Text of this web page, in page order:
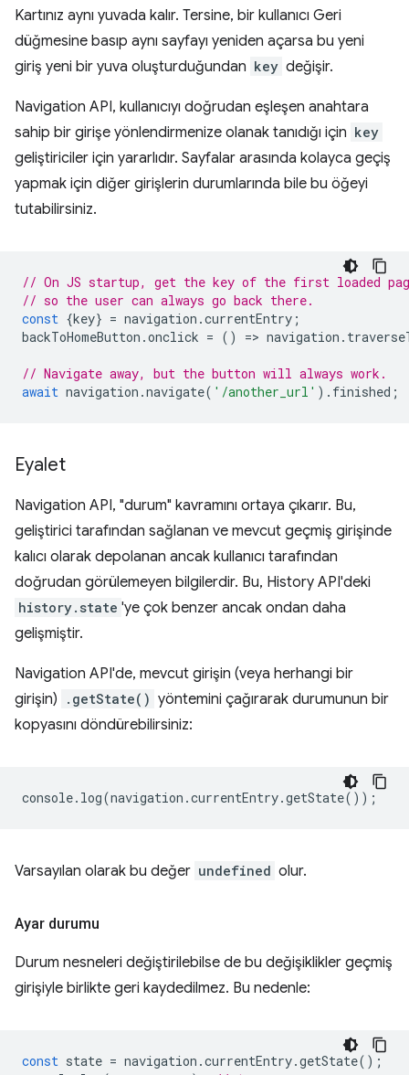
Kartınız aynı yuvada kalır. Tersine, bir kullanıcı Geri
düğmesine basıp aynı sayfayı yeniden açarsa bu yeni
giriş yeni bir yuva oluşturduğundan key değişir.
Navigation API, kullanıcıyı doğrudan eşleşen anahtara
sahip bir girişe yönlendirmenize olanak tanıdığı için key
geliştiriciler için yararlıdır. Sayfalar arasında kolayca geçiş
yapmak için diğer girişlerin durumlarında bile bu öğeyi
tutabilirsiniz.
// On JS startup, get the key of the first loaded
// so the user can always go back there.
const {key} = navigation .currentEntry ;
backToHomeButton .onclick = () => navigation .
// Navigate away, but the button will always work.
await navigation .navigate( '/another_url' ). finished ;
Eyalet
Navigation API, "durum" kavramını ortaya çıkarır. Bu,
geliştirici tarafından sağlanan ve mevcut geçmiş girişinde
kalıcı olarak depolanan ancak kullanıcı tarafından
doğrudan görülemeyen bilgilerdir. Bu, History API'deki
history.state 'ye çok benzer ancak ondan daha
gelişmiştir.
Navigation API'de, mevcut girişin (veya herhangi bir
girişin)
.getState() yöntemini çağırarak durumunun bir
kopyasını döndürebilirsiniz:
console. log(navigation .currentEntry.getState());
Varsayılan olarak bu değer undefined olur.
Ayar durumu
Durum nesneleri değiştirilebilse de bu değişiklikler geçmiş
girişiyle birlikte geri kaydedilmez. Bu nedenle:
const state = navigation .currentEntry.getState();